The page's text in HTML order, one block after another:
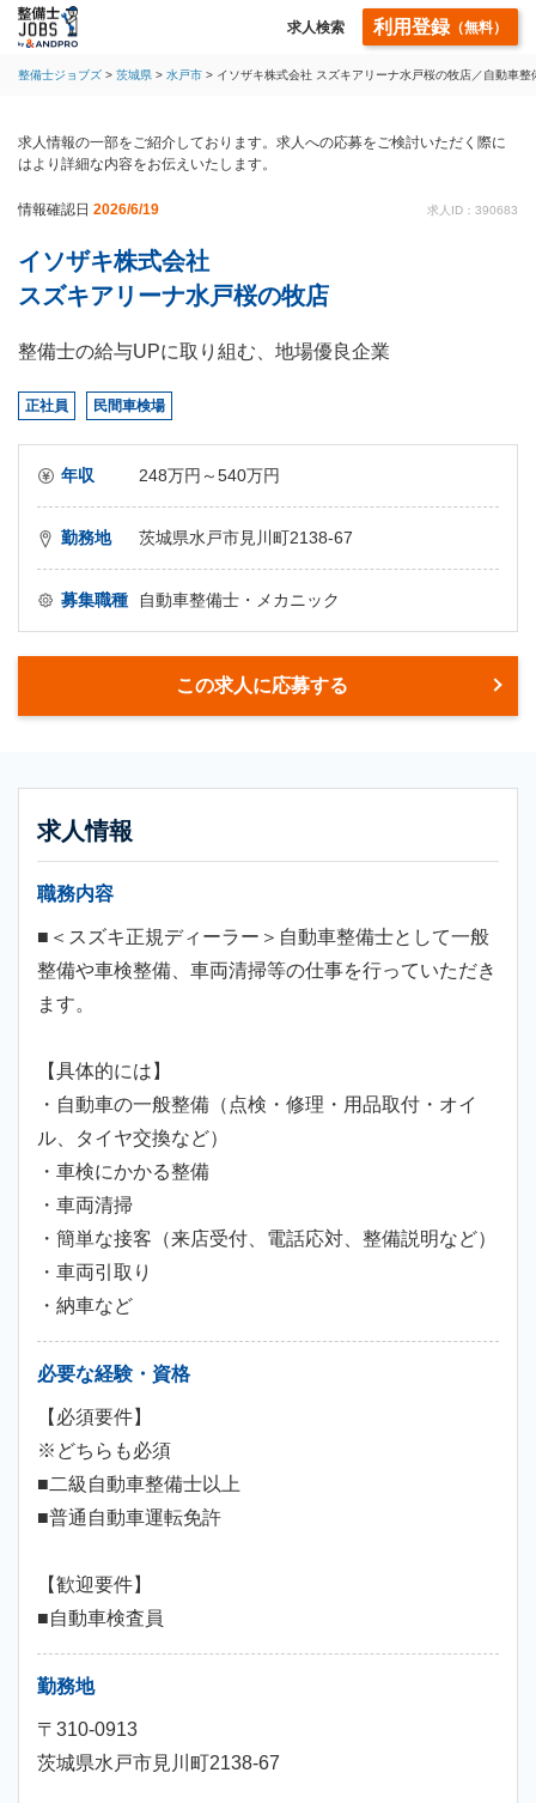
求人検索 利用登録（無料）
整備士ジョブズ 茨城県 水戸市 イソザキ株式会社 スズキアリーナ水戸桜の牧店／自動車整
求人情報の一部をご紹介しております。求人への応募をご検討いただく際に
はより詳細な内容をお伝えいたします。
情報確認日 2026/6/19 求人ID：390683
イソザキ株式会社
スズキアリーナ水戸桜の牧店
整備士の給与UPに取り組む、地場優良企業
正社員 民間車検場
年収 248万円～540万円
勤務地 茨城県水戸市見川町2138-67
募集職種 自動車整備士・メカニック
この求人に応募する
求人情報
職務内容
■＜スズキ正規ディーラー＞自動車整備士として一般
整備や車検整備、車両清掃等の仕事を行っていただき
ます。
【具体的には】
・自動車の一般整備（点検・修理・用品取付・オイ
ル、タイヤ交換など）
・車検にかかる整備
・車両清掃
・簡単な接客（来店受付、電話応対、整備説明など）
・車両引取り
・納車など
必要な経験・資格
【必須要件】
※どちらも必須
■二級自動車整備士以上
■普通自動車運転免許
【歓迎要件】
■自動車検査員
勤務地
〒310-0913
茨城県水戸市見川町2138-67